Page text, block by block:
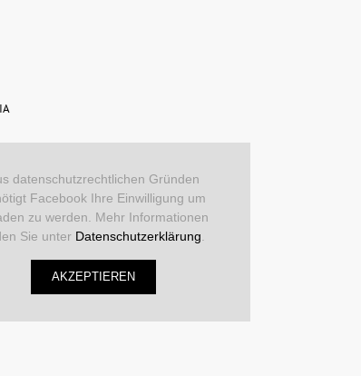
datenschutzrechtlichen Gründen
Facebook Ihre Einwilligung um
zu werden. Mehr Informationen
Sie unter Datenschutzerklärung
AKZEPTIEREN